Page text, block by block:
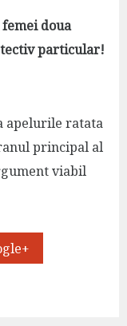
doua
particular!
apelurile ratata
principal al
viabil